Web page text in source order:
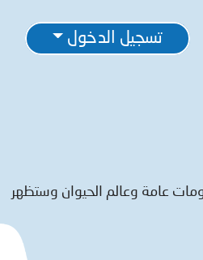
تسجيل الدخول
عامة وعالم الحيوان وستظهر